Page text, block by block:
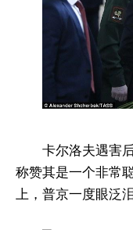
卡尔洛夫遇害
称赞其是一个非常
上，普京一度眼